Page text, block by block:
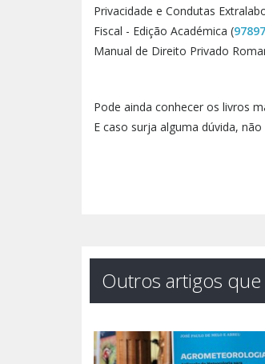
Privacidade e Condutas
Fiscal - Edição Académica (
Manual de Direito Privado
Pode ainda conhecer os livros
E caso surja alguma dúvida,
Outros artigos